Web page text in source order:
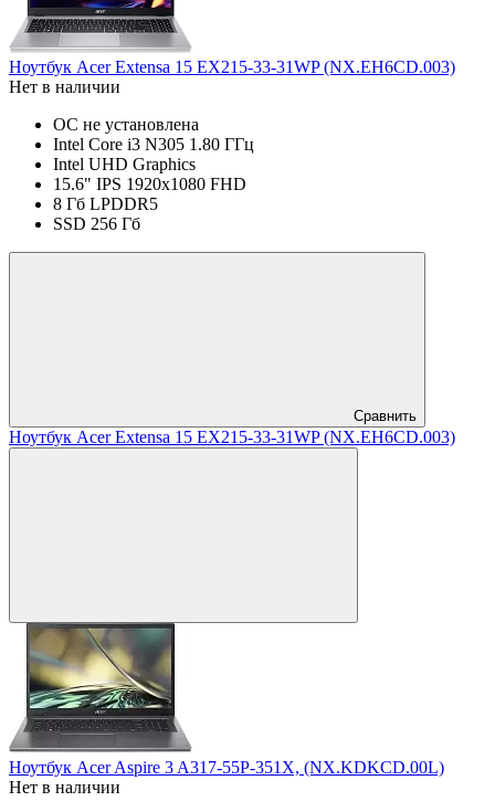
Ноутбук Acer Extensa 15 EX215-33-31WP (NX.EH6CD.003)
Нет в наличии
ОС не установлена
Intel Core i3 N305 1.80 ГГц
Intel UHD Graphics
15.6" IPS 1920x1080 FHD
8 Гб LPDDR5
SSD 256 Гб
Сравнить
Ноутбук Acer Extensa 15 EX215-33-31WP (NX.EH6CD.003)
Ноутбук Acer Aspire 3 A317-55P-351X, (NX.KDKCD.00L)
Нет в наличии